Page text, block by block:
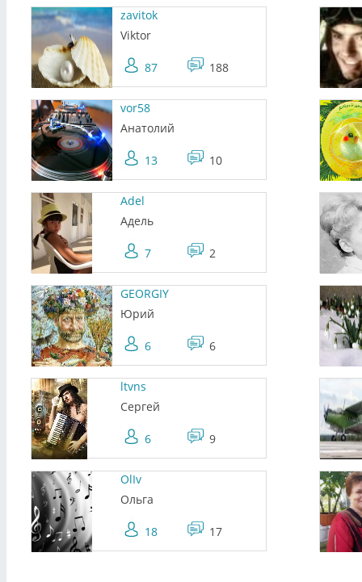
zavitok
Viktor
87 188
vor58
Анатолий
13 10
Adel
Адель
7 2
GEORGIY
Юрий
6 6
ltvns
Сергей
6 9
OlIv
Ольга
18 17